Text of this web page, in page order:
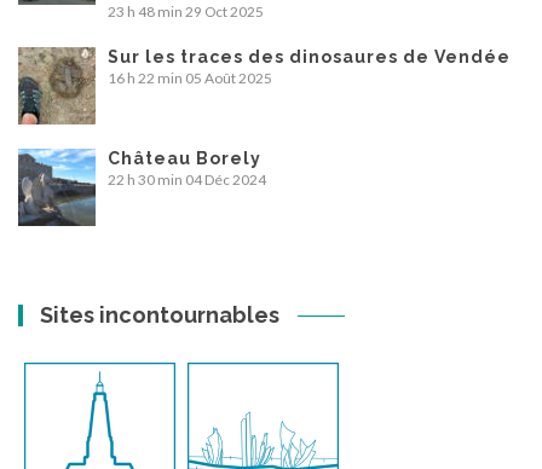
23 h 48 min 29 Oct 2025
Sur les traces des dinosaures de Vendée
16 h 22 min 05 Août 2025
Château Borely
22 h 30 min 04 Déc 2024
Sites incontournables